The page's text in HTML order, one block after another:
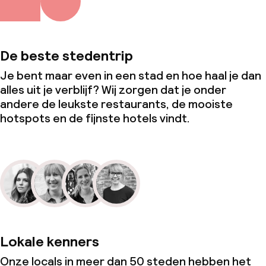
De beste stedentrip
Je bent maar even in een stad en hoe haal je dan
alles uit je verblijf? Wij zorgen dat je onder
andere de leukste restaurants, de mooiste
hotspots en de fijnste hotels vindt.
Lokale kenners
Onze locals in meer dan 50 steden hebben het